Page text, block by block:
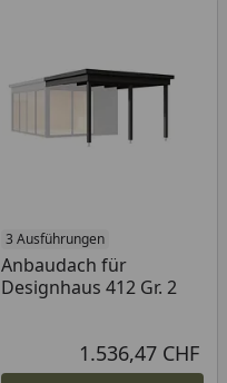
3 Ausführungen
Anbaudach für
Designhaus 412 Gr. 2
1.536,47 CHF